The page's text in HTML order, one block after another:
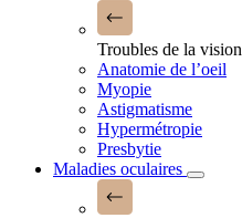
Troubles de la vision
Anatomie de l’oeil
Myopie
Astigmatisme
Hypermétropie
Presbytie
Maladies oculaires